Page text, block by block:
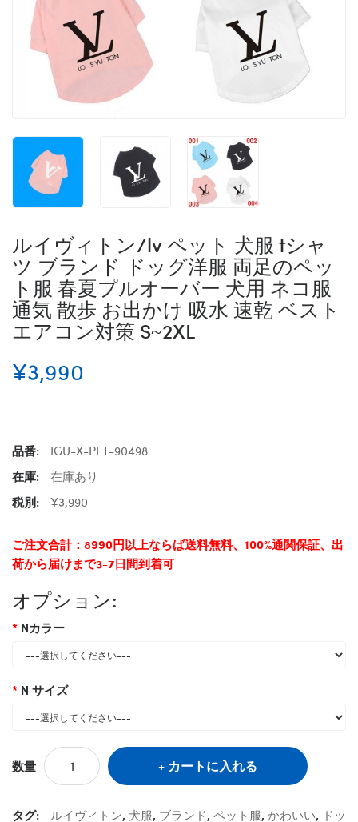
ルイヴィトン/lv ペット 犬服 tシャ
ツ ブランド ドッグ洋服 両足のペッ
ト服 春夏プルオーバー 犬用 ネコ服
通気 散歩 お出かけ 吸水 速乾 ベスト
エアコン対策 S~2XL
¥3,990
品番:
IGU-X-PET-90498
在庫:
在庫あり
税別:
¥3,990
ご注文合計：8990円以上ならば送料無料、100%通関保証、出
荷から届けまで3-7日間到着可
オプション:
Nカラー
N サイズ
数量 カートに入れる
タグ: ルイヴィトン, 犬服, ブランド, ペット服, かわいい, ドッ